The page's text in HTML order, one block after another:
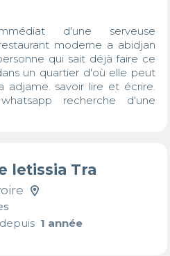
d'une serveuse
moderne a abidjan
qui sait déjà faire ce
un quartier d'où elle peut
adjame. savoir lire et écrire.
recherche d'une
letissia Tra
1 année